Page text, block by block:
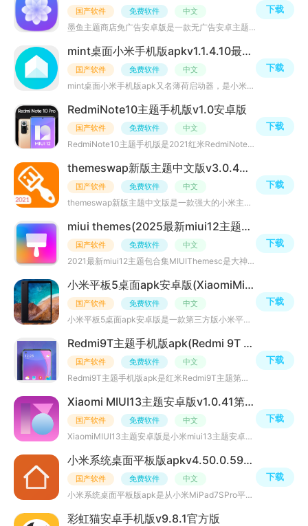
国产软件 免费软件 中文
墨鱼主题商店免广告安卓版是一款无广告安卓主题商店应用，里面有许多小清新、风景照、美女锁屏、炫酷图片壁
下载
mint桌面小米手机版apkv1.1.4.10最新版
国产软件 免费软件 中文
mint桌面小米手机版apk又名薄荷启动器，是小米出品的桌面启动器手机应用，内置各种程序图标包、桌面发射器、
下载
RedmiNote10主题手机版v1.0安卓版
国产软件 免费软件 中文
RedmiNote10主题手机版是2021红米RedmiNote10第三方主题应用，红米的主题壁纸其实看起来也挺美观的，拥有小
下载
themeswap新版主题中文版v3.0.4安卓版
国产软件 免费软件 中文
themeswap新版主题中文版是一款强大的小米主题APP，支持安卓10/11系统，内置海量个性化主题类别，用户可自定
下载
miui themes(2025最新miui12主题包合集)v3.5安卓手机版
国产软件 免费软件 中文
2021最新miui12主题包合集MIUIThemesc是大神制作的一款miui12主题包合集资源，内置丰富的miui系列桌面主题样
下载
小米平板5桌面apk安卓版(XiaomiMi Pad5)v1.0.4最新版
国产软件 免费软件 中文
小米平板5桌面apk安卓版是一款第三方版小米平板桌面app，内置各种高清壁纸和主题启动器桌面，样式众多，风格
下载
Redmi9T主题手机版apk(Redmi 9T theme)v1.0安卓最新版
国产软件 免费软件 中文
Redmi9T主题手机版apk是红米Redmi9T主题第三方软件，支持目前市面上多款桌面启动器，适配大部分APP图标、主
下载
Xiaomi MIUI13主题安卓版v1.0.41第三方版
国产软件 免费软件 中文
XiaomiMIUI13主题安卓版是小米miui13主题安卓版apk，内置许多不一样的手机壁纸资源，你可以在线选择自己喜欢
下载
小米系统桌面平板版apkv4.50.0.591-0821-08282028提取版
国产软件 免费软件 中文
小米系统桌面平板版apk是从小米MiPad7SPro平板中提取出来的一款系统桌面应用程序，内置最新系统桌面主题、桌
下载
彩虹猫安卓手机版v9.8.1官方版